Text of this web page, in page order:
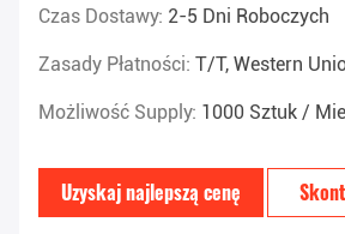
Czas Dostawy: 2-5 Dni Roboczych
Zasady Płatności: T/T, Western
Możliwość Supply: 1000 Sztuk /
Uzyskaj najlepszą cenę